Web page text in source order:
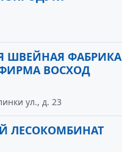
ШВЕЙНАЯ ФАБРИКА
ВОСХОД
ул., д. 23
ЛЕСОКОМБИНАТ